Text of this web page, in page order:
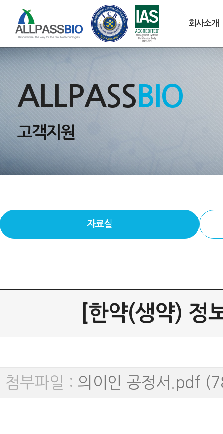
회사소개
ALLPASS BIO
고객지원
자료실
[한약(생약) 정
첨부파일 : 의이인 공정서.pdf